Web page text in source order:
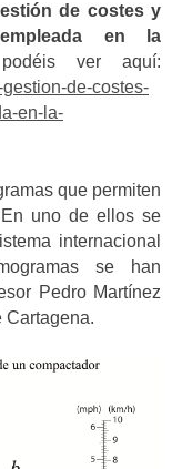
de costes y
en la
ver aquí:
de-costes-
en-la-
que permiten
uno de ellos se
internacional
se han
Pedro Martínez
Cartagena.